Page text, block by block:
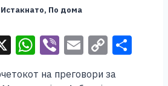
Истакнато, По дома
X W Vi E C
на преговори за